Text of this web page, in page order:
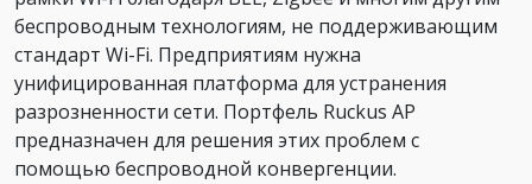
беспроводным технологиям, не поддерживающим
стандарт Wi-Fi. Предприятиям нужна
унифицированная платформа для устранения
разрозненности сети. Портфель Ruckus AP
предназначен для решения этих проблем с
помощью беспроводной конвергенции.